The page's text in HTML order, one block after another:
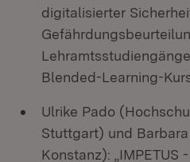
digitalisierter
Blended-Learning-
Ulrike Pado
Stuttgart) und
Konstanz): „IMPETUS